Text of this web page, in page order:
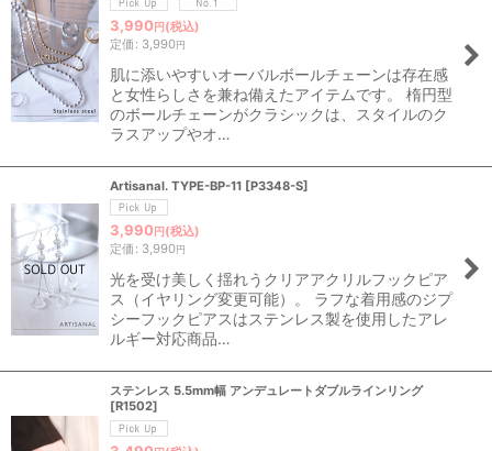
3,990円(税込)
定価 : 3,990円
肌に添いやすいオーバルボールチェーンは存在感
と女性らしさを兼ね備えたアイテムです。 楕円型
のボールチェーンがクラシックは、スタイルのク
ラスアップやオ…
Artisanal. TYPE-BP-11 [P3348-S]
3,990円 (税込)
定価 : 3,990円
光を受け美しく揺れうクリアアクリルフックピア
ス（イヤリング変更可能）。 ラフな着用感のジプ
シーフックピアスはステンレス製を使用したアレ
ルギー対応商品…
ステンレス 5.5mm幅 アンデュレートダブルラインリング
[R1502]